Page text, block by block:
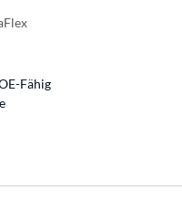
Fähig